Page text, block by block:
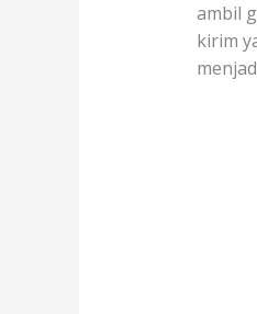
ambil
kirim